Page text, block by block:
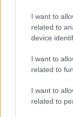
I want to
related to
device
I want to
related to
I want to
related to